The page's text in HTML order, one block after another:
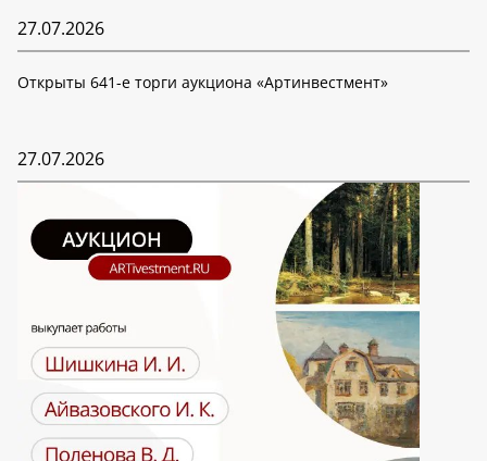
27.07.2026
Открыты 641-е торги аукциона «Артинвестмент»
27.07.2026